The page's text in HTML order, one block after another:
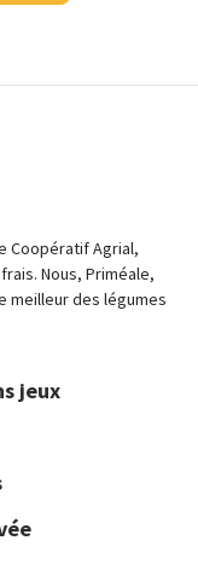
Coopératif Agrial,
Nous, Priméale,
meilleur des légumes
jeux